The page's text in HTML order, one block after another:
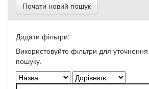
Почати новий пошук
Додати фільтри:
Використовуйте фільтри для уточнення
пошуку.